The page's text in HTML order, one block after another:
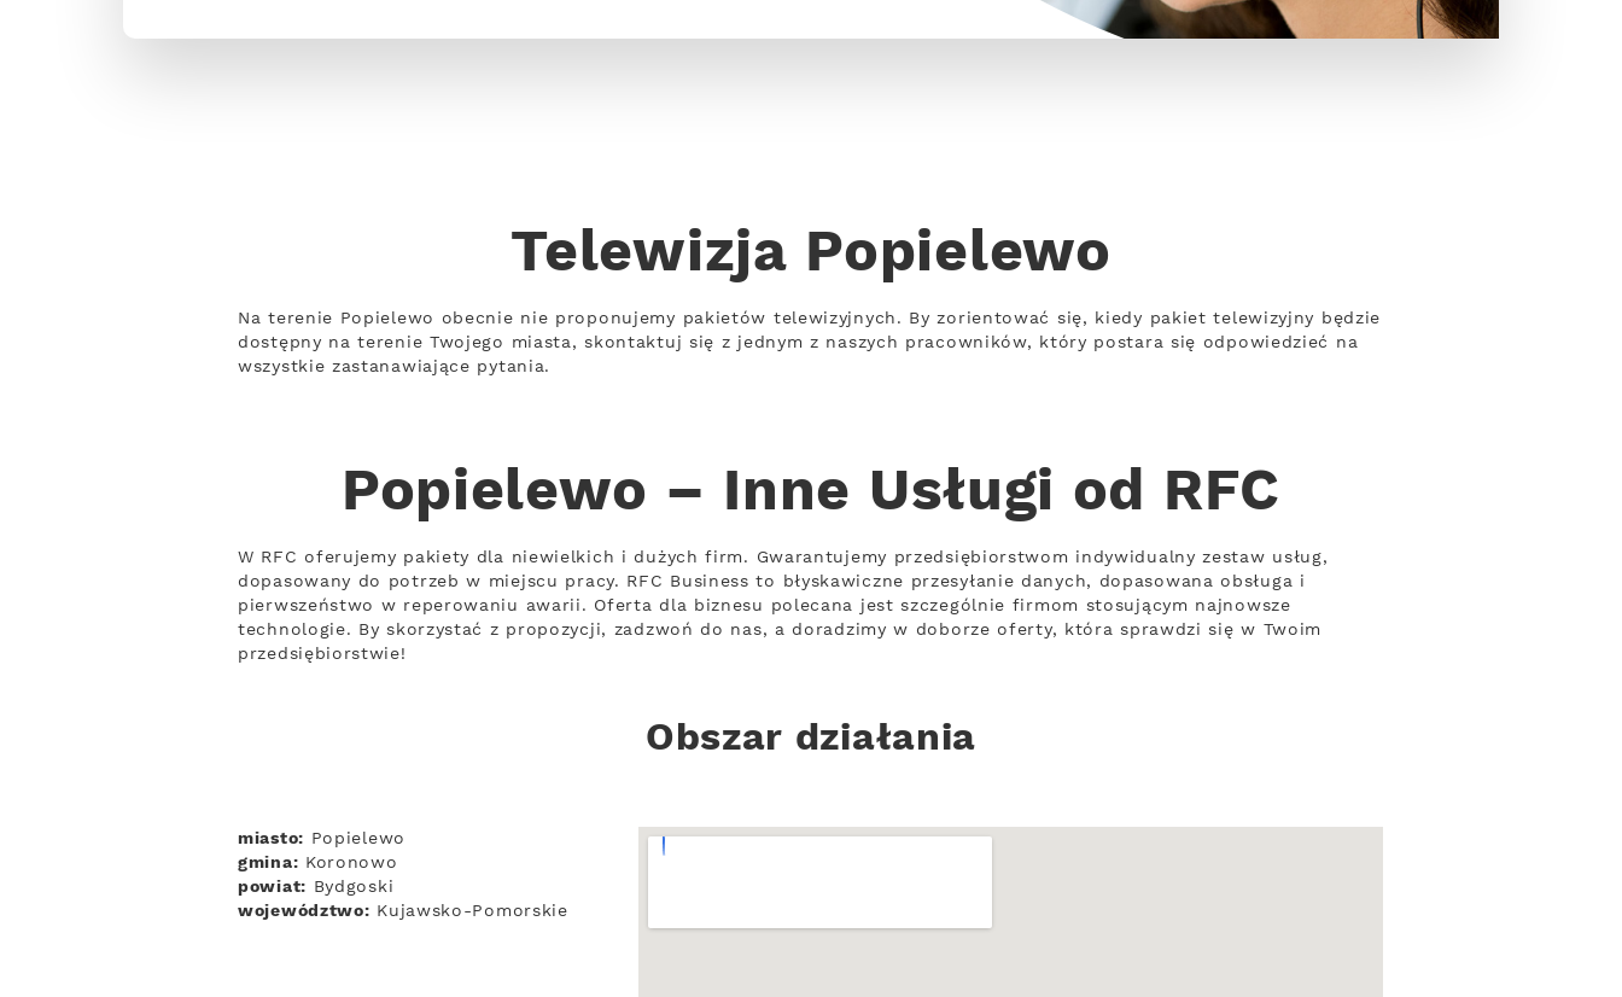
Telewizja Popielewo
Na terenie Popielewo obecnie nie proponujemy pakietów telewizyjnych. By zorientować się, kiedy pakiet telewizyjny będzie
dostępny na terenie Twojego miasta, skontaktuj się z jednym z naszych pracowników, który postara się odpowiedzieć na
wszystkie zastanawiające pytania.
Popielewo – Inne Usługi od RFC
W RFC oferujemy pakiety dla niewielkich i dużych firm. Gwarantujemy przedsiębiorstwom indywidualny zestaw usług,
dopasowany do potrzeb w miejscu pracy. RFC Business to błyskawiczne przesyłanie danych, dopasowana obsługa i
pierwszeństwo w reperowaniu awarii. Oferta dla biznesu polecana jest szczególnie firmom stosującym najnowsze
technologie. By skorzystać z propozycji, zadzwoń do nas, a doradzimy w doborze oferty, która sprawdzi się w Twoim
przedsiębiorstwie!
Obszar działania
miasto: Popielewo
gmina: Koronowo
powiat: Bydgoski
województwo: Kujawsko-Pomorskie